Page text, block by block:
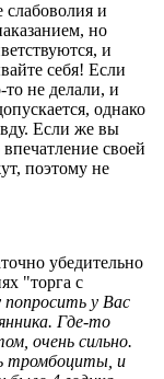
слабоволия и
но
и
себя! Если
то не делали, и
однако
Если же вы
своей
поэтому не
убедительно
"торга с
у Вас
Где-то
очень сильно.
тромбоциты, и